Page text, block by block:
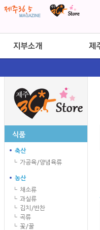
식품
축산
가공육/양념육류
농산
채소류
과실류
김치/반찬
곡류
꽃/꿀